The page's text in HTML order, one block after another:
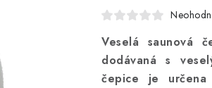
Veselá saunová
dodávaná s
čepice je